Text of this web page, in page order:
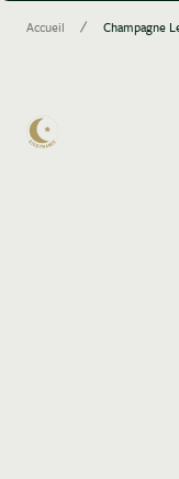
Accueil / Champagne